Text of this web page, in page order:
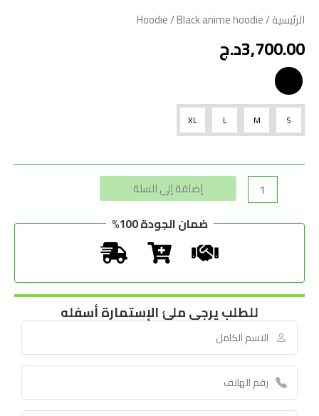
الرئيسية/
Hoodie/ Black anime hoodie
3,700.00د.ج
S
M
L
XL
إضافة إلى السلة
ضمان الجودة 100%
للطلب يرجى ملئ الإستمارة أسفله